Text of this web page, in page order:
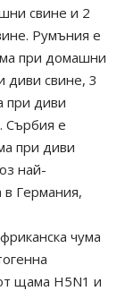
свине и 2
Румъния е
при домашни
диви свине, 3
при диви
Сърбия е
при диви
най-
в Германия,
чума
щама H5N1 и